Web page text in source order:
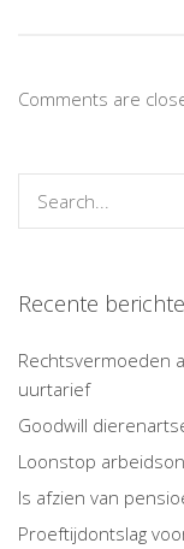
Comments are
Recente
Rechtsvermoeden
uurtarief
Goodwill
Loonstop
Is afzien van
Proeftijdontslag